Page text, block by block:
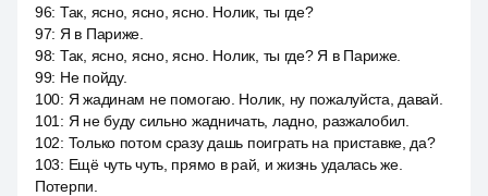
96: Так, ясно, ясно, ясно. Нолик, ты где?
97: Я в Париже.
98: Так, ясно, ясно, ясно. Нолик, ты где? Я в Париже.
99: Не пойду.
100: Я жадинам не помогаю. Нолик, ну пожалуйста, давай.
101 : Я не буду сильно жадничать, ладно, разжалобил.
102: Только потом сразу дашь поиграть на приставке, да?
103: Ещё чуть чуть, прямо в рай, и жизнь удалась же.
Потерпи.